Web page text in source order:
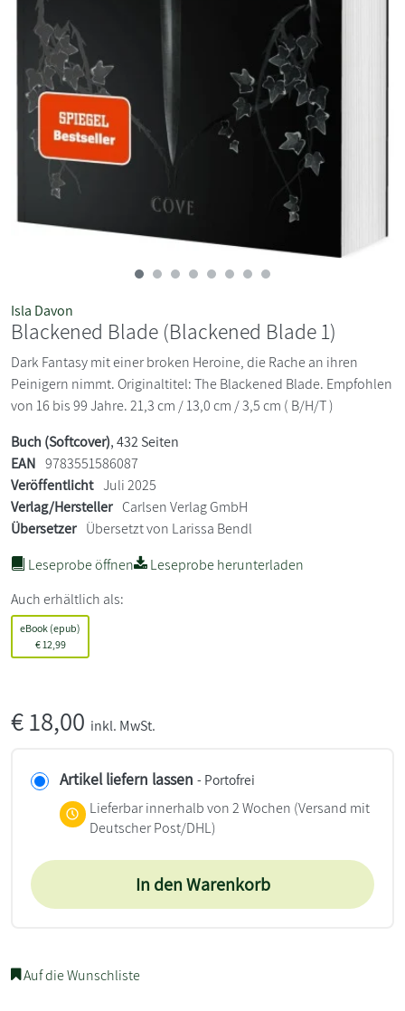
Isla Davon
Blackened Blade (Blackened Blade 1)
Dark Fantasy mit einer broken Heroine, die Rache an ihren
Peinigern nimmt. Originaltitel: The Blackened Blade. Empfohlen
von 16 bis 99 Jahre. 21,3 cm / 13,0 cm / 3,5 cm ( B/H/T )
Buch (Softcover), 432 Seiten
EAN 9783551586087
Veröffentlicht Juli 2025
Verlag/Hersteller Carlsen Verlag GmbH
Übersetzer Übersetzt von Larissa Bendl
Leseprobe öffnen
Leseprobe herunterladen
Auch erhältlich als:
eBook (epub)
€12,99
€18,00 inkl. MwSt.
Artikel liefern lassen - Portofrei
Lieferbar innerhalb von 2 Wochen (Versand mit
Deutscher Post/DHL)
In den Warenkorb
Auf die Wunschliste